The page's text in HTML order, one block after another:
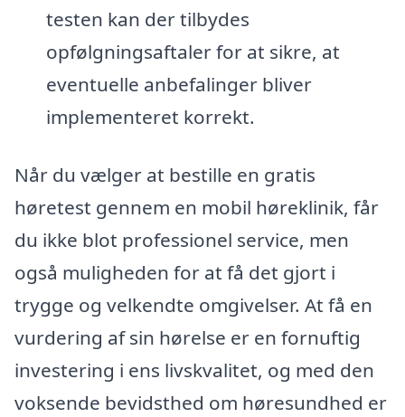
testen kan der tilbydes
opfølgningsaftaler for at sikre, at
eventuelle anbefalinger bliver
implementeret korrekt.
Når du vælger at bestille en gratis
høretest gennem en mobil høreklinik, får
du ikke blot professionel service, men
også muligheden for at få det gjort i
trygge og velkendte omgivelser. At få en
vurdering af sin hørelse er en fornuftig
investering i ens livskvalitet, og med den
voksende bevidsthed om høresundhed er